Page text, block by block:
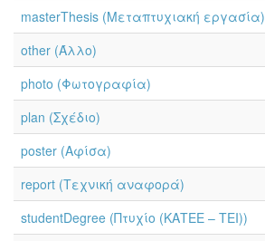
masterThesis (Μεταπτυχιακή εργασία)
other (Άλλο)
photo (Φωτογραφία)
plan (Σχέδιο)
poster (Αφίσα)
report (Τεχνική αναφορά)
studentDegree (Πτυχίο (ΚΑΤΕΕ – ΤΕΙ))